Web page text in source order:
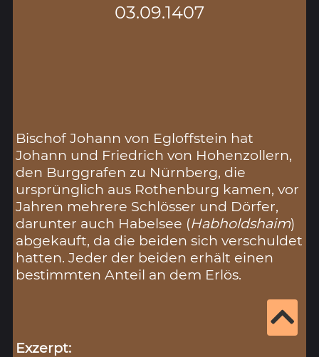
03.09.1407
Bischof Johann von Egloffstein hat
Johann und Friedrich von Hohenzollern,
den Burggrafen zu Nürnberg, die
ursprünglich aus Rothenburg kamen, vor
Jahren mehrere Schlösser und Dörfer,
darunter auch Habelsee (Habholdshaim)
abgekauft, da die beiden sich verschuldet
hatten. Jeder der beiden erhält einen
bestimmten Anteil an dem Erlös.
Exzerpt: